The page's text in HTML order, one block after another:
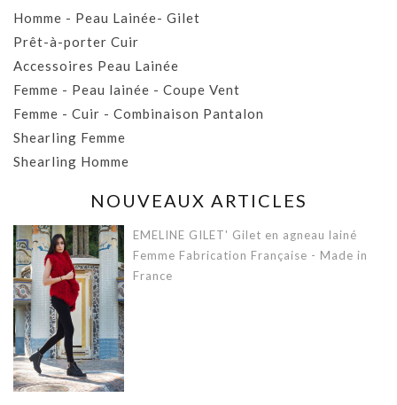
Homme - Peau Lainée- Gilet
Prêt-à-porter Cuir
Accessoires Peau Lainée
Femme - Peau lainée - Coupe Vent
Femme - Cuir - Combinaison Pantalon
Shearling Femme
Shearling Homme
NOUVEAUX ARTICLES
EMELINE GILET' Gilet en agneau lainé
Femme Fabrication Française - Made in
France